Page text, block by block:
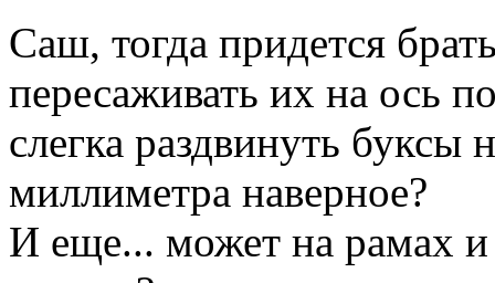
Саш, тогда придется
пересаживать их на ось
слегка раздвинуть буксы
миллиметра наверное?
И еще... может на рамах и